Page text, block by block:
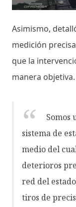
Asimismo,
medición
que la
manera objetiva.
Somos
sistema de
medio del
deterioros
red del
tiros de